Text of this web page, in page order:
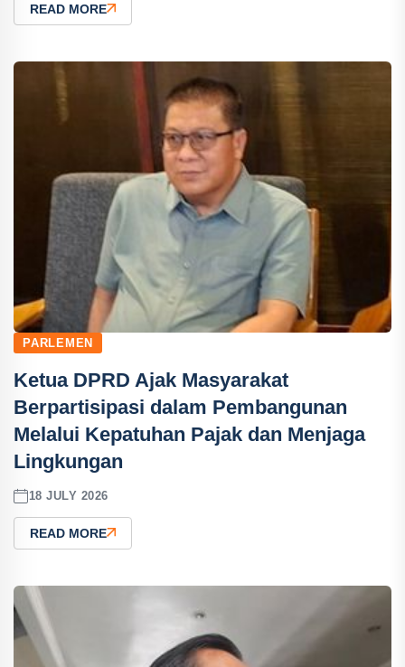
READ MORE
PARLEMEN
Ketua DPRD Ajak Masyarakat
Berpartisipasi dalam Pembangunan
Melalui Kepatuhan Pajak dan Menjaga
Lingkungan
18 JULY 2026
READ MORE